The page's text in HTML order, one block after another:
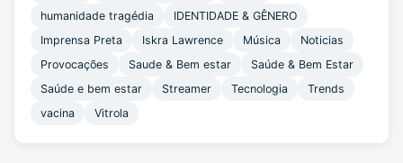
humanidade tragédia
IDENTIDADE & GÊNERO
Imprensa Preta
Iskra Lawrence Música
Noticias
Provocações
Saude & Bem estar
Saúde & Bem Estar
Saúde e bem estar
Streamer Tecnologia
Trends
vacina
Vitrola